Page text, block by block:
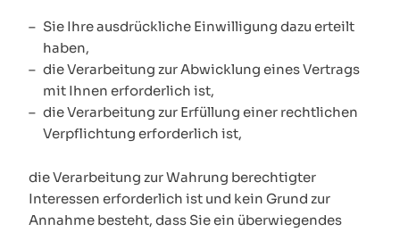
Sie Ihre ausdrückliche Einwilligung dazu erteilt
haben,
die Verarbeitung zur Abwicklung eines Vertrags
mit Ihnen erforderlich ist,
die Verarbeitung zur Erfüllung einer rechtlichen
Verpflichtung erforderlich ist,
die Verarbeitung zur Wahrung berechtigter
Interessen erforderlich ist und kein Grund zur
Annahme besteht, dass Sie ein überwiegendes